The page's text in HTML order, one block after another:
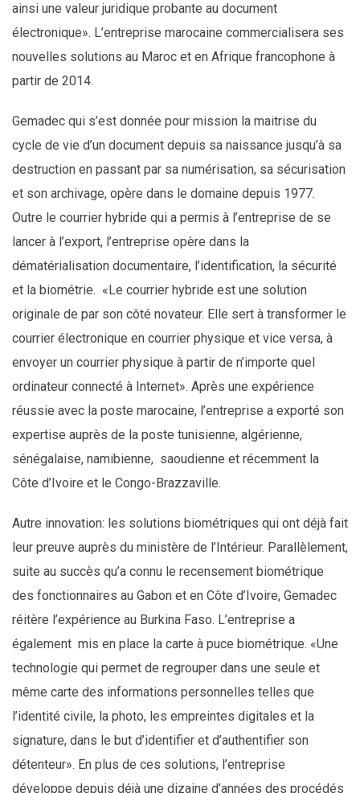
ainsi une valeur juridique probante au document
électronique». L’entreprise marocaine commercialisera ses
nouvelles solutions au Maroc et en Afrique francophone à
partir de 2014.
Gemadec qui s’est donnée pour mission la maitrise du
cycle de vie d’un document depuis sa naissance jusqu’à sa
destruction en passant par sa numérisation, sa sécurisation
et son archivage, opère dans le domaine depuis 1977.
Outre le courrier hybride qui a permis à l’entreprise de se
lancer à l’export, l’entreprise opère dans la
dématérialisation documentaire, l’identification, la sécurité
et la biométrie. «Le courrier hybride est une solution
originale de par son côté novateur. Elle sert à transformer le
courrier électronique en courrier physique et vice versa, à
envoyer un courrier physique à partir de n’importe quel
ordinateur connecté à Internet». Après une expérience
réussie avec la poste marocaine, l’entreprise a exporté son
expertise auprès de la poste tunisienne, algérienne,
sénégalaise, namibienne, saoudienne et récemment la
Côte d’Ivoire et le Congo-Brazzaville.
Autre innovation: les solutions biométriques qui ont déjà fait
leur preuve auprès du ministère de l’Intérieur. Parallèlement,
suite au succès qu’a connu le recensement biométrique
des fonctionnaires au Gabon et en Côte d’Ivoire, Gemadec
réitère l’expérience au Burkina Faso. L’entreprise a
également mis en place la carte à puce biométrique. «Une
technologie qui permet de regrouper dans une seule et
même carte des informations personnelles telles que
l’identité civile, la photo, les empreintes digitales et la
signature, dans le but d’identifier et d’authentifier son
détenteur». En plus de ces solutions, l’entreprise
développe depuis déjà une dizaine d’années des procédés